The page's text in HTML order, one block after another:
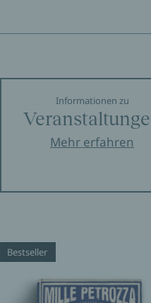
Informationen zu
Mehr erfahren
Bestseller